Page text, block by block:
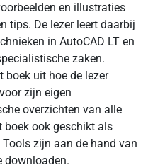
en illustraties
tips. De lezer leert daarbij
in AutoCAD LT en
zaken.
boek uit hoe de lezer
zijn eigen
overzichten van alle
ook geschikt als
zijn aan de hand van
downloaden.